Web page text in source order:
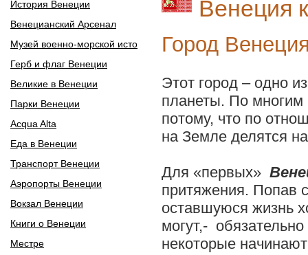
История Венеции
Венецианский Арсенал
Музей военно-морской исто
Герб и флаг Венеции
Великие в Венеции
Парки Венеции
Acqua Alta
Еда в Венеции
Транспорт Венеции
Аэропорты Венеции
Вокзал Венеции
Книги о Венеции
Местре
Венеция
Город
Этот город – одно
планеты. По
потому, что по
на Земле делятся
Для «первых»
притяжения. Попав
оставшуюся жизнь
могут,-
некоторые